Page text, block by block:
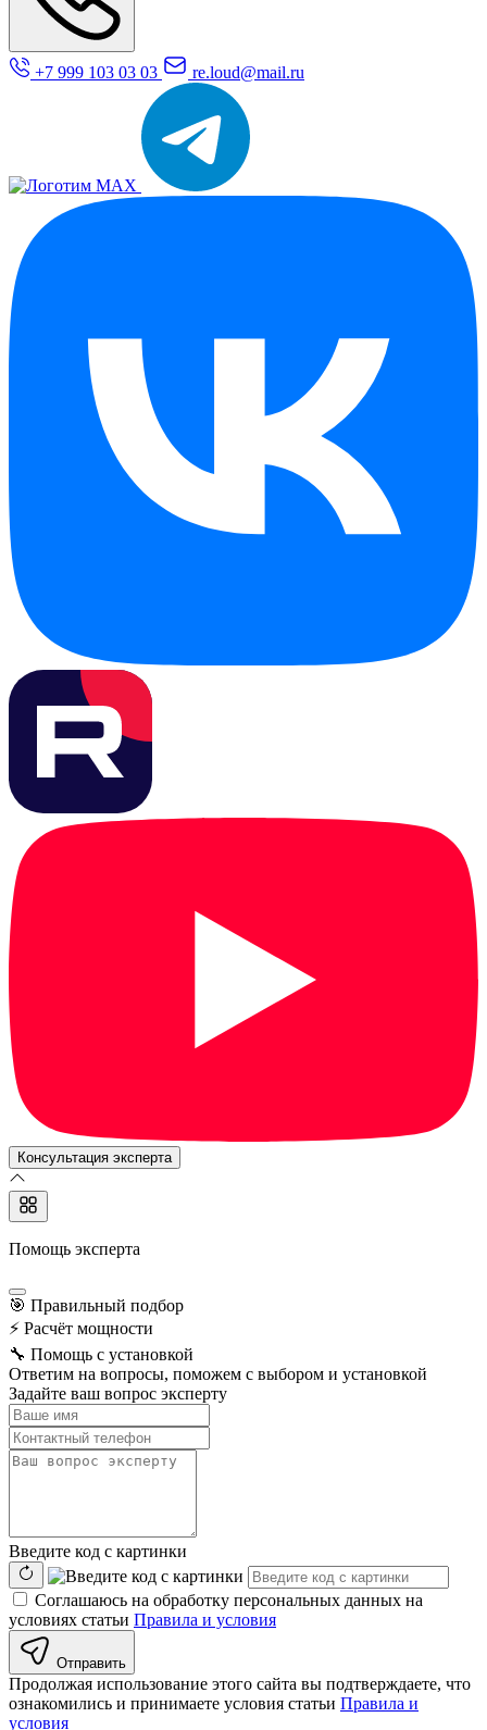
+7 999 103 03 03 re.loud@mail.ru
Консультация эксперта
Помощь эксперта
🎯 Правильный подбор
⚡ Расчёт мощности
🔧 Помощь с установкой
Ответим на вопросы, поможем с выбором и установкой
Задайте ваш вопрос эксперту
Введите код с картинки
Соглашаюсь на обработку персональных данных на
условиях статьи Правила и условия
Отправить
Продолжая использование этого сайта вы подтверждаете, что
ознакомились и принимаете условия статьи Правила и
условия